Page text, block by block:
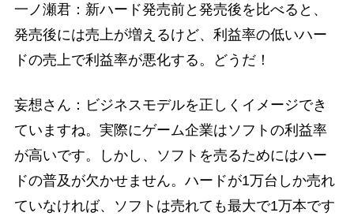
一ノ瀬君：新ハード発売前と発売後を比べると、
発売後には売上が増えるけど、利益率の低いハー
ドの売上で利益率が悪化する。どうだ！
妄想さん：ビジネスモデルを正しくイメージでき
ていますね。実際にゲーム企業はソフトの利益率
が高いです。しかし、ソフトを売るためにはハー
ドの普及が欠かせません。ハードが1万台しか売れ
ていなければ、ソフトは売れても最大で1万本です